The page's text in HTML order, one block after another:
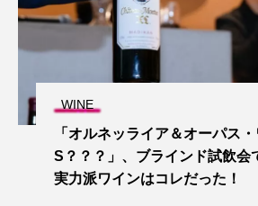
WINE
「オルネッライア＆オーパス
S？？？」、ブラインド試飲会
実力派ワインはコレだった！